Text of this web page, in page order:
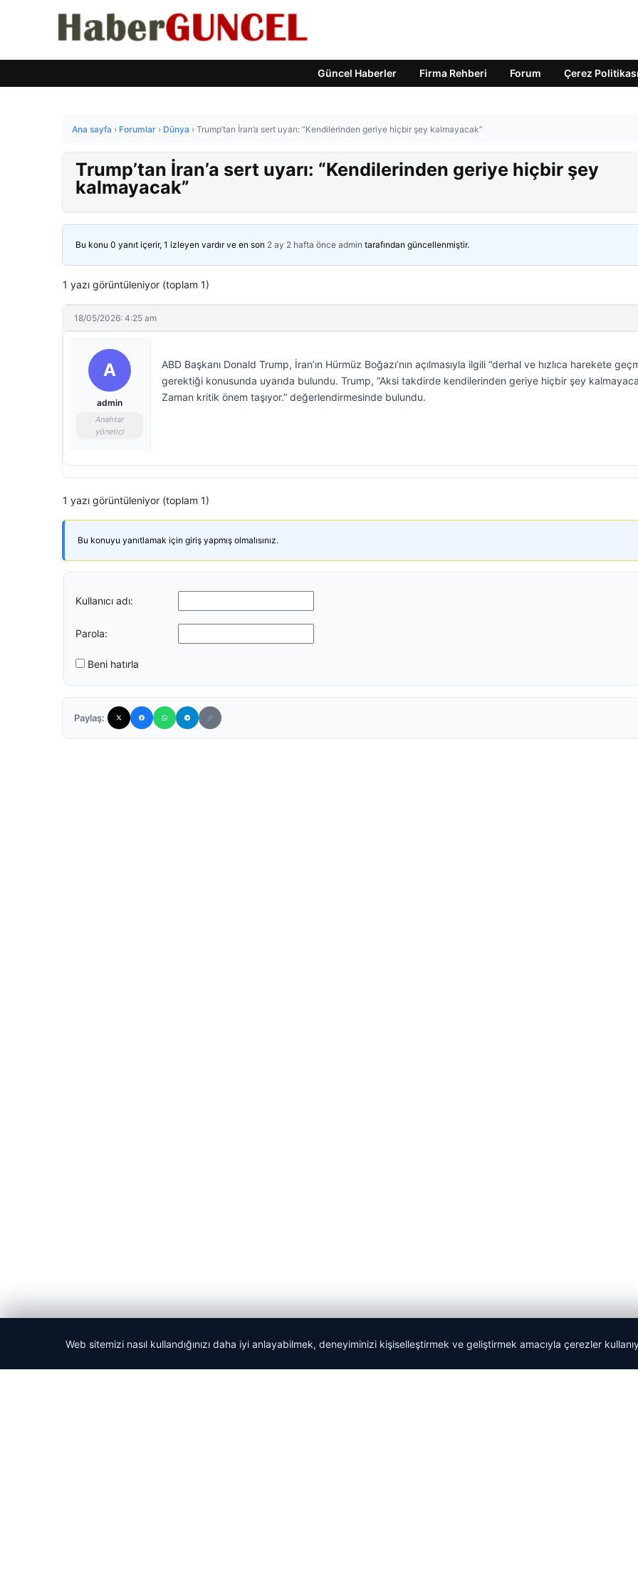
Güncel Haberler Firma Rehberi Forum Çerez Politikası
Ana sayfa › Forumlar › Dünya › Trump’tan İran’a sert uyarı: “Kendilerinden geriye hiçbir şey kalmayacak”
Trump’tan İran’a sert uyarı: “Kendilerinden geriye hiçbir şey
kalmayacak”
Bu konu 0 yanıt içerir, 1 izleyen vardır ve en son 2 ay 2 hafta önce admin tarafından güncellenmiştir.
1 yazı görüntüleniyor (toplam 1)
18/05/2026: 4:25 am
A
admin
Anahtar
yönetici
ABD Başkanı Donald Trump, İran’ın Hürmüz Boğazı’nın açılmasıyla ilgili “derhal ve hızlıca harekete
gerektiği konusunda uyarıda bulundu. Trump, “Aksi takdirde kendilerinden geriye hiçbir şey
Zaman kritik önem taşıyor.” değerlendirmesinde bulundu.
1 yazı görüntüleniyor (toplam 1)
Bu konuyu yanıtlamak için giriş yapmış olmalısınız.
Kullanıcı adı:
Parola:
Beni hatırla
Paylaş:
Web sitemizi nasıl kullandığınızı daha iyi anlayabilmek, deneyiminizi kişiselleştirmek ve geliştirmek amacıyla çerezler